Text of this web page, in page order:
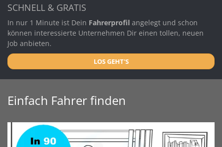
SCHNELL & GRATIS
In nur 1 Minute ist Dein Fahrerprofil angelegt und schon
können interessierte Unternehmen Dir einen tollen, neuen
Job anbieten.
LOS GEHT'S
Einfach Fahrer finden